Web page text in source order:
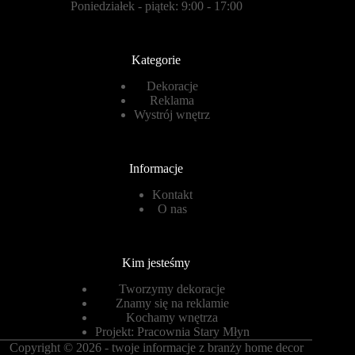
Poniedziałek - piątek: 9:00 - 17:00
Kategorie
Dekoracje
Reklama
Wystrój wnętrz
Informacje
Kontakt
O nas
Kim jesteśmy
Tworzymy dekoracje
Znamy się na reklamie
Kochamy wnętrza
Projekt: Pracownia Stary Młyn
Copyright © 2026 - twoje informacje z branży home decor